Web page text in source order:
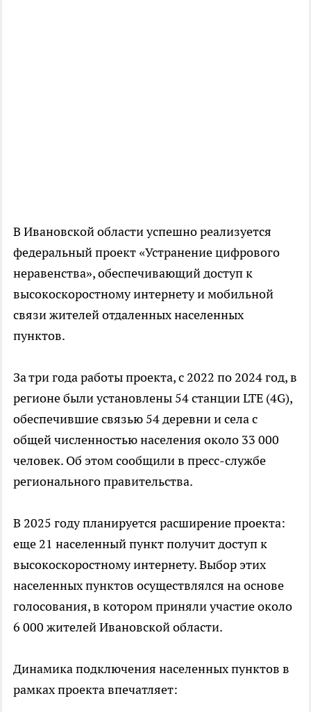
В Ивановской области успешно реализуется
федеральный проект «Устранение цифрового
неравенства», обеспечивающий доступ к
высокоскоростному интернету и мобильной
связи жителей отдаленных населенных
пунктов.
За три года работы проекта, с 2022 по 2024 год, в
регионе были установлены 54 станции LTE (4G),
обеспечившие связью 54 деревни и села с
общей численностью населения около 33 000
человек. Об этом сообщили в пресс-службе
регионального правительства.
В 2025 году планируется расширение проекта:
еще 21 населенный пункт получит доступ к
высокоскоростному интернету. Выбор этих
населенных пунктов осуществлялся на основе
голосования, в котором приняли участие около
6 000 жителей Ивановской области.
Динамика подключения населенных пунктов в
рамках проекта впечатляет: